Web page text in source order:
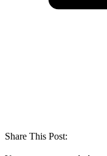
Share This Post: